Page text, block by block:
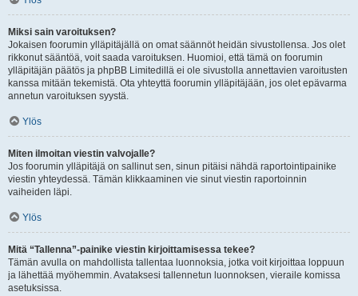
Miksi sain varoituksen?
Jokaisen foorumin ylläpitäjällä on omat säännöt heidän sivustollensa. Jos olet
rikkonut sääntöä, voit saada varoituksen. Huomioi, että tämä on foorumin
ylläpitäjän päätös ja phpBB Limitedillä ei ole sivustolla annettavien varoitusten
kanssa mitään tekemistä. Ota yhteyttä foorumin ylläpitäjään, jos olet epävarma
annetun varoituksen syystä.
Ylös
Miten ilmoitan viestin valvojalle?
Jos foorumin ylläpitäjä on sallinut sen, sinun pitäisi nähdä raportointipainike
viestin yhteydessä. Tämän klikkaaminen vie sinut viestin raportoinnin
vaiheiden läpi.
Ylös
Mitä “Tallenna”-painike viestin kirjoittamisessa tekee?
Tämän avulla on mahdollista tallentaa luonnoksia, jotka voit kirjoittaa loppuun
ja lähettää myöhemmin. Avataksesi tallennetun luonnoksen, vieraile komissa
asetuksissa.